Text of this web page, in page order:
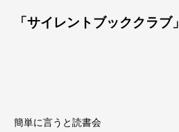
「サイレントブッククラブ」
簡単に言うと読書会